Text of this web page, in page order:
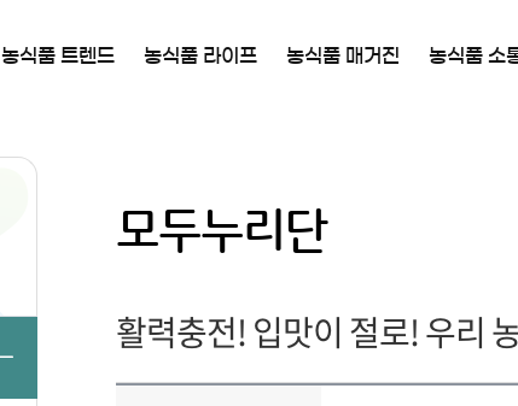
농식품 트렌드 농식품 라이프 농식품 매거진 농식품 소
모두누리단
활력충전! 입맛이 절로! 우리